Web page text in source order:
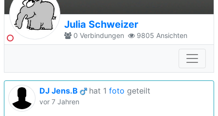
Julia Schweizer
Verbindungen
0 Ansichten
9805
DJ Jens.B hat 1 foto geteilt
vor 7 Jahren